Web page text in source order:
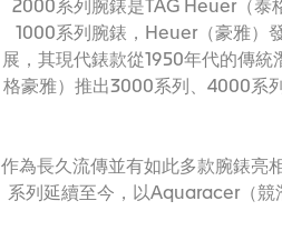
2000系列腕錶是TAG Heuer（泰
1000系列腕錶，Heuer（豪雅）
展，其現代錶款從1950年代的傳
格豪雅）推出3000系列、4000系
作為長久流傳並有如此多款腕錶亮
系列延續至今，以Aquaracer（